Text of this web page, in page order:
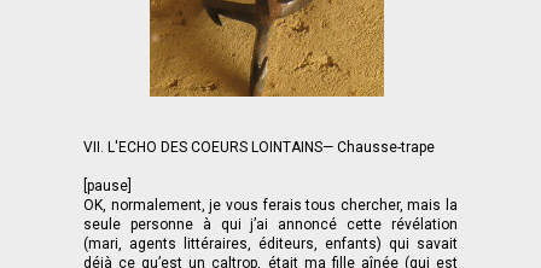
VII. L'ECHO DES COEURS LOINTAINS— Chausse-trape
[pause]
OK, normalement, je vous ferais tous chercher, mais la
seule personne à qui j’ai annoncé cette révélation
(mari, agents littéraires, éditeurs, enfants) qui savait
déjà ce qu’est un caltrop, était ma fille aînée (qui est